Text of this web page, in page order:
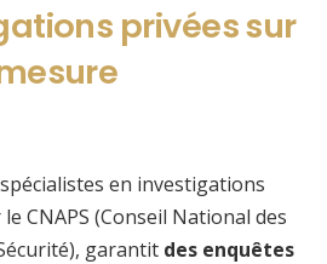
privées sur
en investigations
CNAPS (Conseil National des
garantit des enquêtes